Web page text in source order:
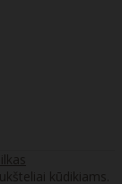
kūdikiams.